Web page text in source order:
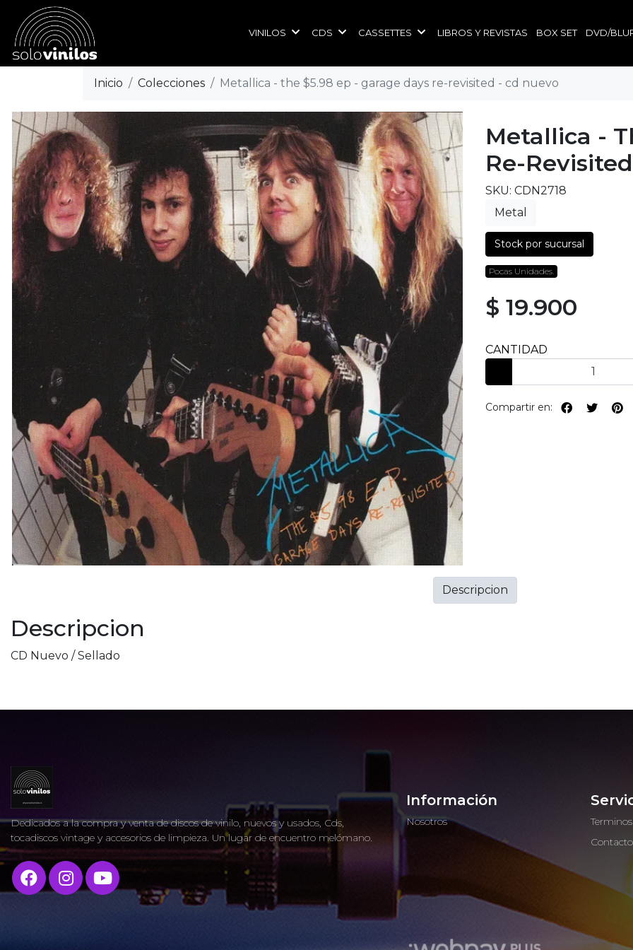
VINILOS CDS CASSETTES LIBROS Y REVISTAS BOX SET DVD/
Inicio Colecciones Metallica - the $5.98 ep - garage days re-revisited - cd nuevo
Metallica -
Re-
SKU: CDN2718
Metal
Stock por sucursal
Pocas Unidades.
$ 19.900
CANTIDAD
Compartir en:
Descripcion
CD Nuevo / Sellado
Descripcion
Dedicados a la compra y venta de discos de vinilo, nuevos y usados, Cds,
tocadiscos vintage y accesorios de limpieza. Un lugar de encuentro melómano.
Información
Nosotros
Contacto